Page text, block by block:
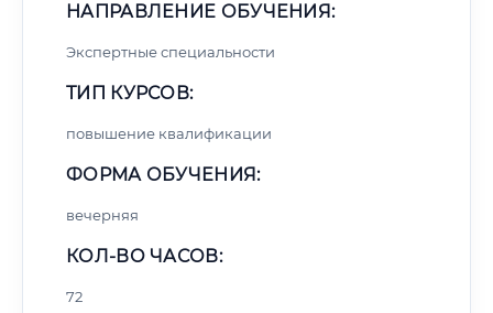
НАПРАВЛЕНИЕ ОБУЧЕНИЯ:
Экспертные специальности
ТИП КУРСОВ:
повышение квалификации
ФОРМА ОБУЧЕНИЯ:
вечерняя
КОЛ-ВО ЧАСОВ:
72